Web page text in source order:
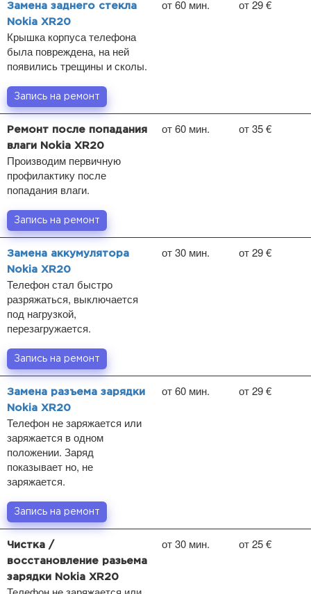
Замена заднего стекла
Nokia XR20
Крышка корпуса телефона
была повреждена, на ней
появились трещины и сколы.
от 60 мин. от 29 €
Запись на ремонт
Ремонт после попадания
влаги Nokia XR20
Производим первичную
профилактику после
попадания влаги.
от 60 мин. от 35 €
Запись на ремонт
Замена аккумулятора
Nokia XR20
Телефон стал быстро
разряжаться, выключается
под нагрузкой,
перезагружается.
от 30 мин. от 29 €
Запись на ремонт
Замена разъема зарядки
Nokia XR20
Телефон не заряжается или
заряжается в одном
положении. Заряд
показывает но, не
заряжается.
от 60 мин. от 29 €
Запись на ремонт
Чистка /
восстановление разьема
зарядки Nokia XR20
от 30 мин. от 25 €